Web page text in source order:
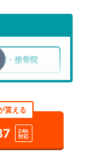
院・接骨院
貰える
24h
対応